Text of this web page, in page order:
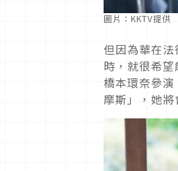
圖片：KKTV提供
但因為華在
時，就很希
橋本環奈參
摩斯」，她將